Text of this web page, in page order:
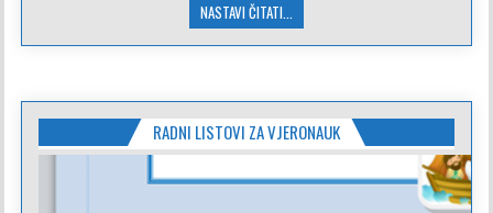
NASTAVI ČITATI...
RADNI LISTOVI ZA VJERONAUK